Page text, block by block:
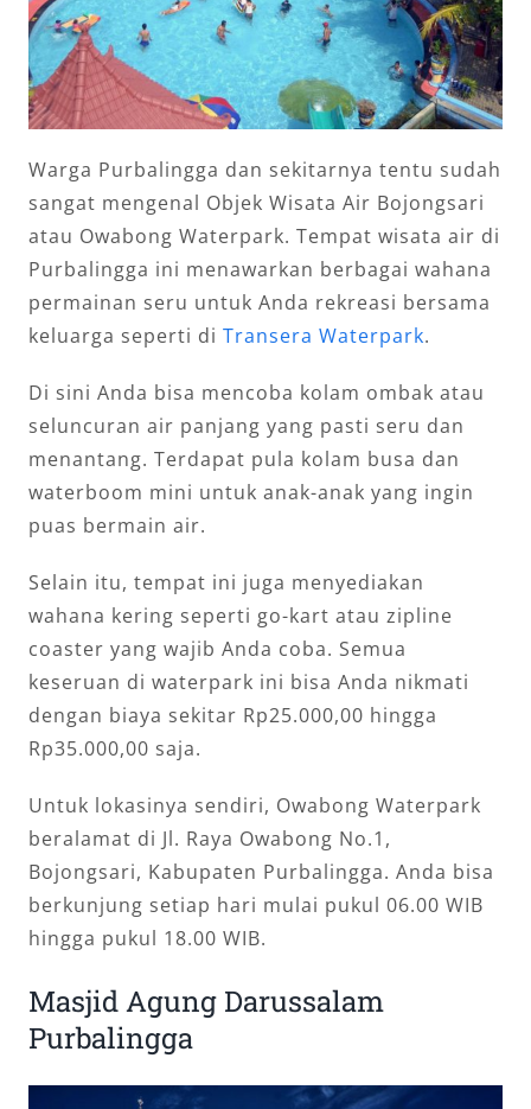
Warga Purbalingga dan sekitarnya tentu sudah
sangat mengenal Objek Wisata Air Bojongsari
atau Owabong Waterpark. Tempat wisata air di
Purbalingga ini menawarkan berbagai wahana
permainan seru untuk Anda rekreasi bersama
keluarga seperti di Transera Waterpark.
Di sini Anda bisa mencoba kolam ombak atau
seluncuran air panjang yang pasti seru dan
menantang. Terdapat pula kolam busa dan
waterboom mini untuk anak-anak yang ingin
puas bermain air.
Selain itu, tempat ini juga menyediakan
wahana kering seperti go-kart atau zipline
coaster yang wajib Anda coba. Semua
keseruan di waterpark ini bisa Anda nikmati
dengan biaya sekitar Rp25.000,00 hingga
Rp35.000,00 saja.
Untuk lokasinya sendiri, Owabong Waterpark
beralamat di Jl. Raya Owabong No.1,
Bojongsari, Kabupaten Purbalingga. Anda bisa
berkunjung setiap hari mulai pukul 06.00 WIB
hingga pukul 18.00 WIB.
Masjid Agung Darussalam
Purbalingga